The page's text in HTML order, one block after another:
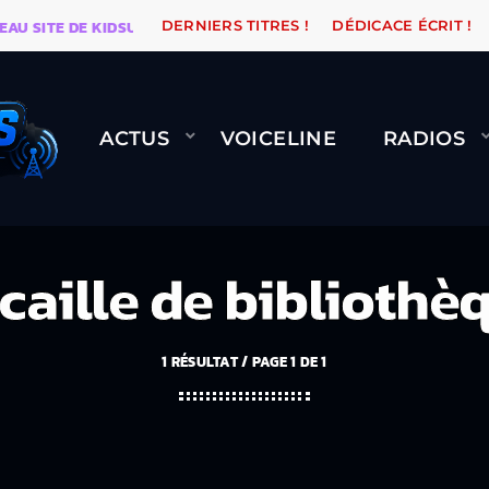
DE KIDSUNE WARÉTRO ORANGE ROAD QUI
DERNIERS TITRES ! DÉDICACE ÉCRIT !
ACTUS VOICELINE RADIOS
de
1 RÉSULTAT / PAGE 1 DE 1